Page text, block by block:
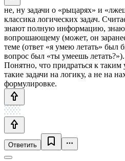
не, ну задачи о «рыцарях» и
классика логических задач.
знают полную информацию,
вопрошающему (может, он
теме (ответ «я умею летать»
вопрос был «ты умеешь летать?»).
Понятно, что придраться к
такие задачи на логику, а не на
формулировке.
Ответить